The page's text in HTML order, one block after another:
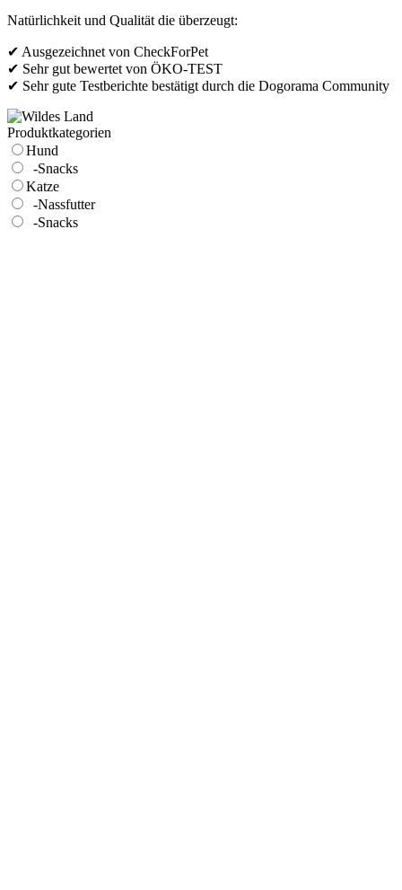
Natürlichkeit und Qualität die überzeugt:
✔ Ausgezeichnet von CheckForPet
✔ Sehr gut bewertet von ÖKO-TEST
✔ Sehr gute Testberichte bestätigt durch die Dogorama Community
Produktkategorien
Hund
-Snacks
Katze
-Nassfutter
-Snacks